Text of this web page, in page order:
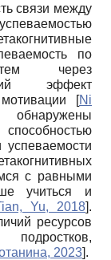
связи между
по
через
эффект
[Ni
успеваемости
с равными
учиться и
Yu, 2018].
ресурсов
2023].